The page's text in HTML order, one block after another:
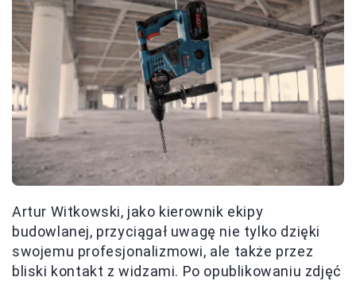
Artur Witkowski, jako kierownik ekipy
budowlanej, przyciągał uwagę nie tylko dzięki
swojemu profesjonalizmowi, ale także przez
bliski kontakt z widzami. Po opublikowaniu zdjęć